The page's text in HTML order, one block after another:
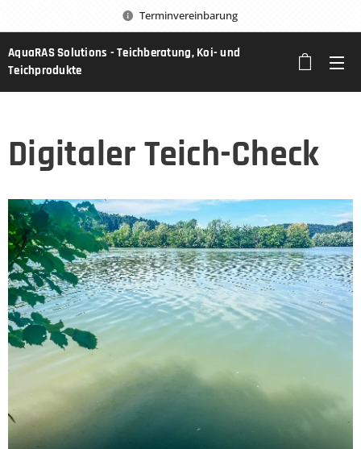
Terminvereinbarung
AquaRAS Solutions - Teichberatung, Koi- und
Teichprodukte
Digitaler Teich-Check